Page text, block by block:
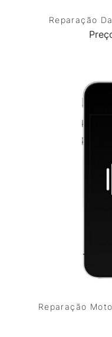
Reparação
Reparação